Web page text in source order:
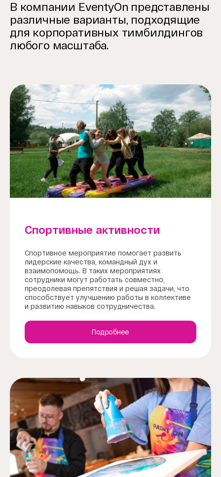
В компании EventyOn представлены
различные варианты, подходящие
для корпоративных тимбилдингов
любого масштаба.
Спортивные активности
Спортивное мероприятие помогает развить
лидерские качества, командный дух и
взаимопомощь. В таких мероприятиях
сотрудники могут работать совместно,
преодолевая препятствия и решая задачи, что
способствует улучшению работы в коллективе
и развитию навыков сотрудничества.
Подробнее